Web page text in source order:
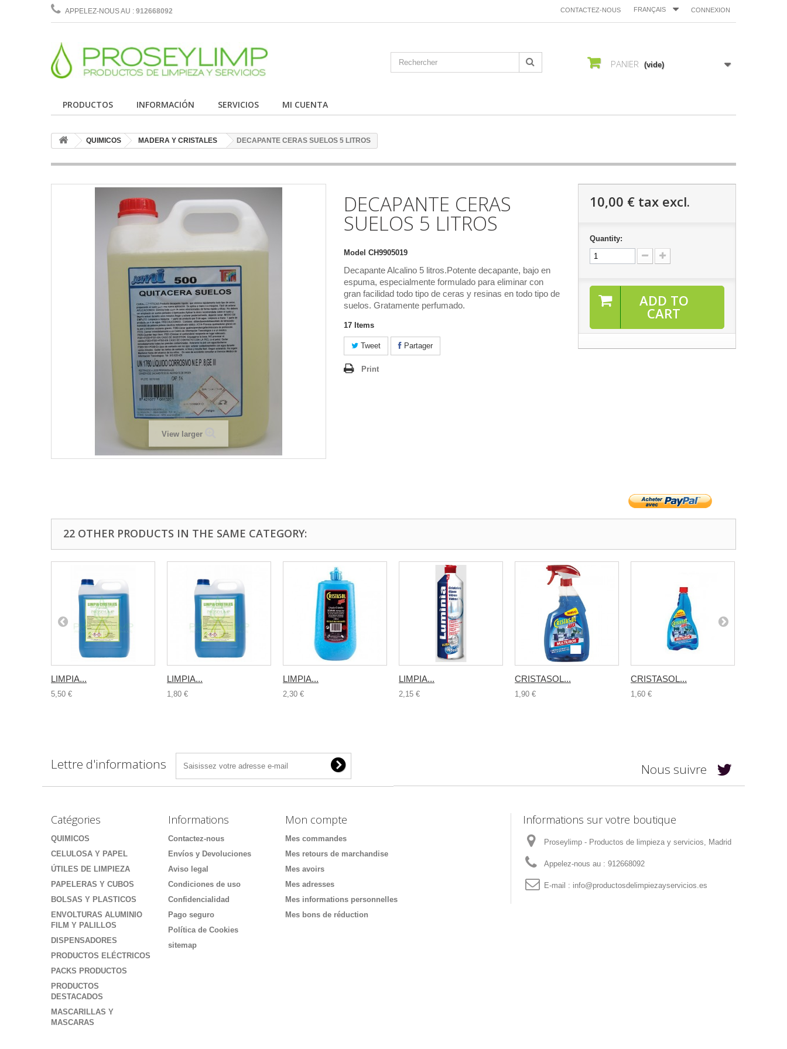
CONNEXION
FRANÇAIS
CONTACTEZ-NOUS
APPELEZ-NOUS AU : 912668092
PANIER (vide)
PRODUCTOS INFORMACIÓN SERVICIOS MI CUENTA
QUIMICOS MADERA Y CRISTALES DECAPANTE CERAS SUELOS 5 LITROS
View larger
DECAPANTE CERAS
SUELOS 5 LITROS
Model CH9905019
Decapante Alcalino 5 litros.Potente decapante, bajo en
espuma, especialmente formulado para eliminar con
gran facilidad todo tipo de ceras y resinas en todo tipo de
suelos. Gratamente perfumado.
17 Items
Tweet Partager
Print
10,00 €tax excl.
Quantity:
ADD TO
CART
22 OTHER PRODUCTS IN THE SAME CATEGORY:
LIMPIA...
5,50 €
LIMPIA...
1,80 €
LIMPIA...
2,30 €
LIMPIA...
2,15 €
CRISTASOL...
1,90 €
CRISTASOL...
1,60 €
Lettre d'informations Nous suivre
Catégories
QUIMICOS
CELULOSA Y PAPEL
ÚTILES DE LIMPIEZA
PAPELERAS Y CUBOS
BOLSAS Y PLASTICOS
ENVOLTURAS ALUMINIO
FILM Y PALILLOS
DISPENSADORES
PRODUCTOS ELÉCTRICOS
PACKS PRODUCTOS
PRODUCTOS
DESTACADOS
MASCARILLAS Y
MASCARAS
Informations
Contactez-nous
Envíos y Devoluciones
Aviso legal
Condiciones de uso
Confidencialidad
Pago seguro
Política de Cookies
sitemap
Mon compte
Mes commandes
Mes retours de marchandise
Mes avoirs
Mes adresses
Mes informations personnelles
Mes bons de réduction
Informations sur votre boutique
Proseylimp - Productos de limpieza y servicios, Madrid
Appelez-nous au : 912668092
E-mail : info@productosdelimpiezayservicios.es